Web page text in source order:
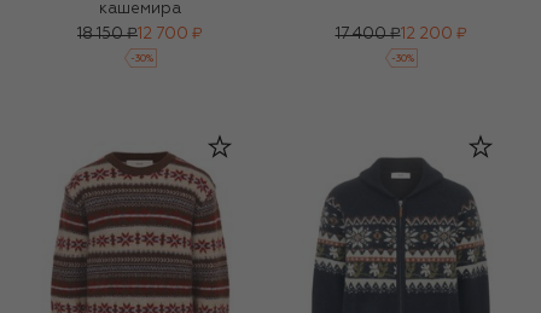
кашемира
18 150 ₽ 12 700 ₽
-30%
17 400 ₽12 200 ₽
-30%